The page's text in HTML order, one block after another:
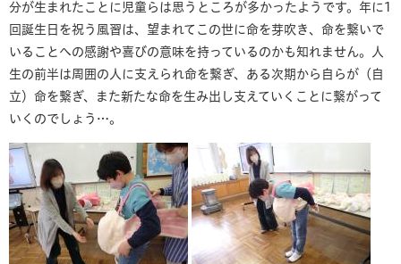
分が生まれたことに児童らは思うところが多かったようです。年に1
回誕生日を祝う風習は、望まれてこの世に命を芽吹き、命を繋いで
いることへの感謝や喜びの意味を持っているのかも知れません。人
生の前半は周囲の人に支えられ命を繋ぎ、ある次期から自らが（自
立）命を繋ぎ、また新たな命を生み出し支えていくことに繋がって
いくのでしょう…。